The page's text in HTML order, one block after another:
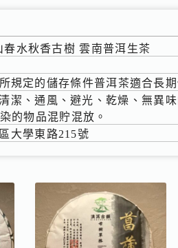
水秋香古樹 雲南普洱生茶
規定的儲存條件普洱茶適合長
潔、通風、避光、乾燥、無異
的物品混貯混放。
大學東路215號